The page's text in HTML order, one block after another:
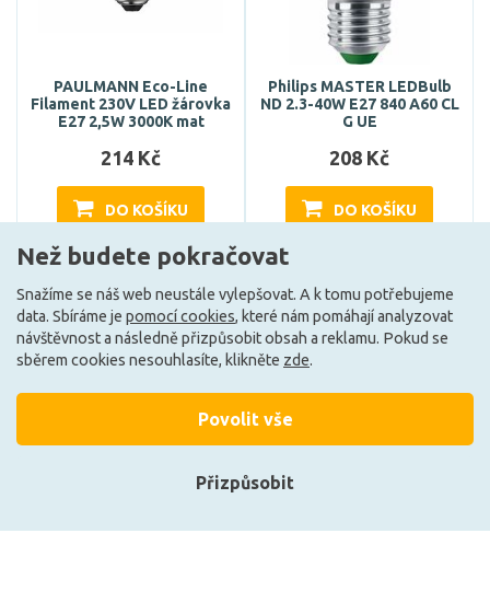
PAULMANN Eco-Line
Filament 230V LED žárovka
E27 2,5W 3000K mat
214 Kč
DO KOŠÍKU
Může být u Vás 17. 8.
Philips MASTER LEDBulb
ND 2.3-40W E27 840 A60 CL
G UE
208 Kč
DO KOŠÍKU
Může být u Vás 7. 8.
Ze stejné kolekce
Než budete pokračovat
Snažíme se náš web neustále vylepšovat. A k tomu potřebujeme
data. Sbíráme je pomocí cookies, které nám pomáhají analyzovat
návštěvnost a následně přizpůsobit obsah a reklamu. Pokud se
sběrem cookies nesouhlasíte, klikněte zde.
Přizpůsobit
Povolit vše